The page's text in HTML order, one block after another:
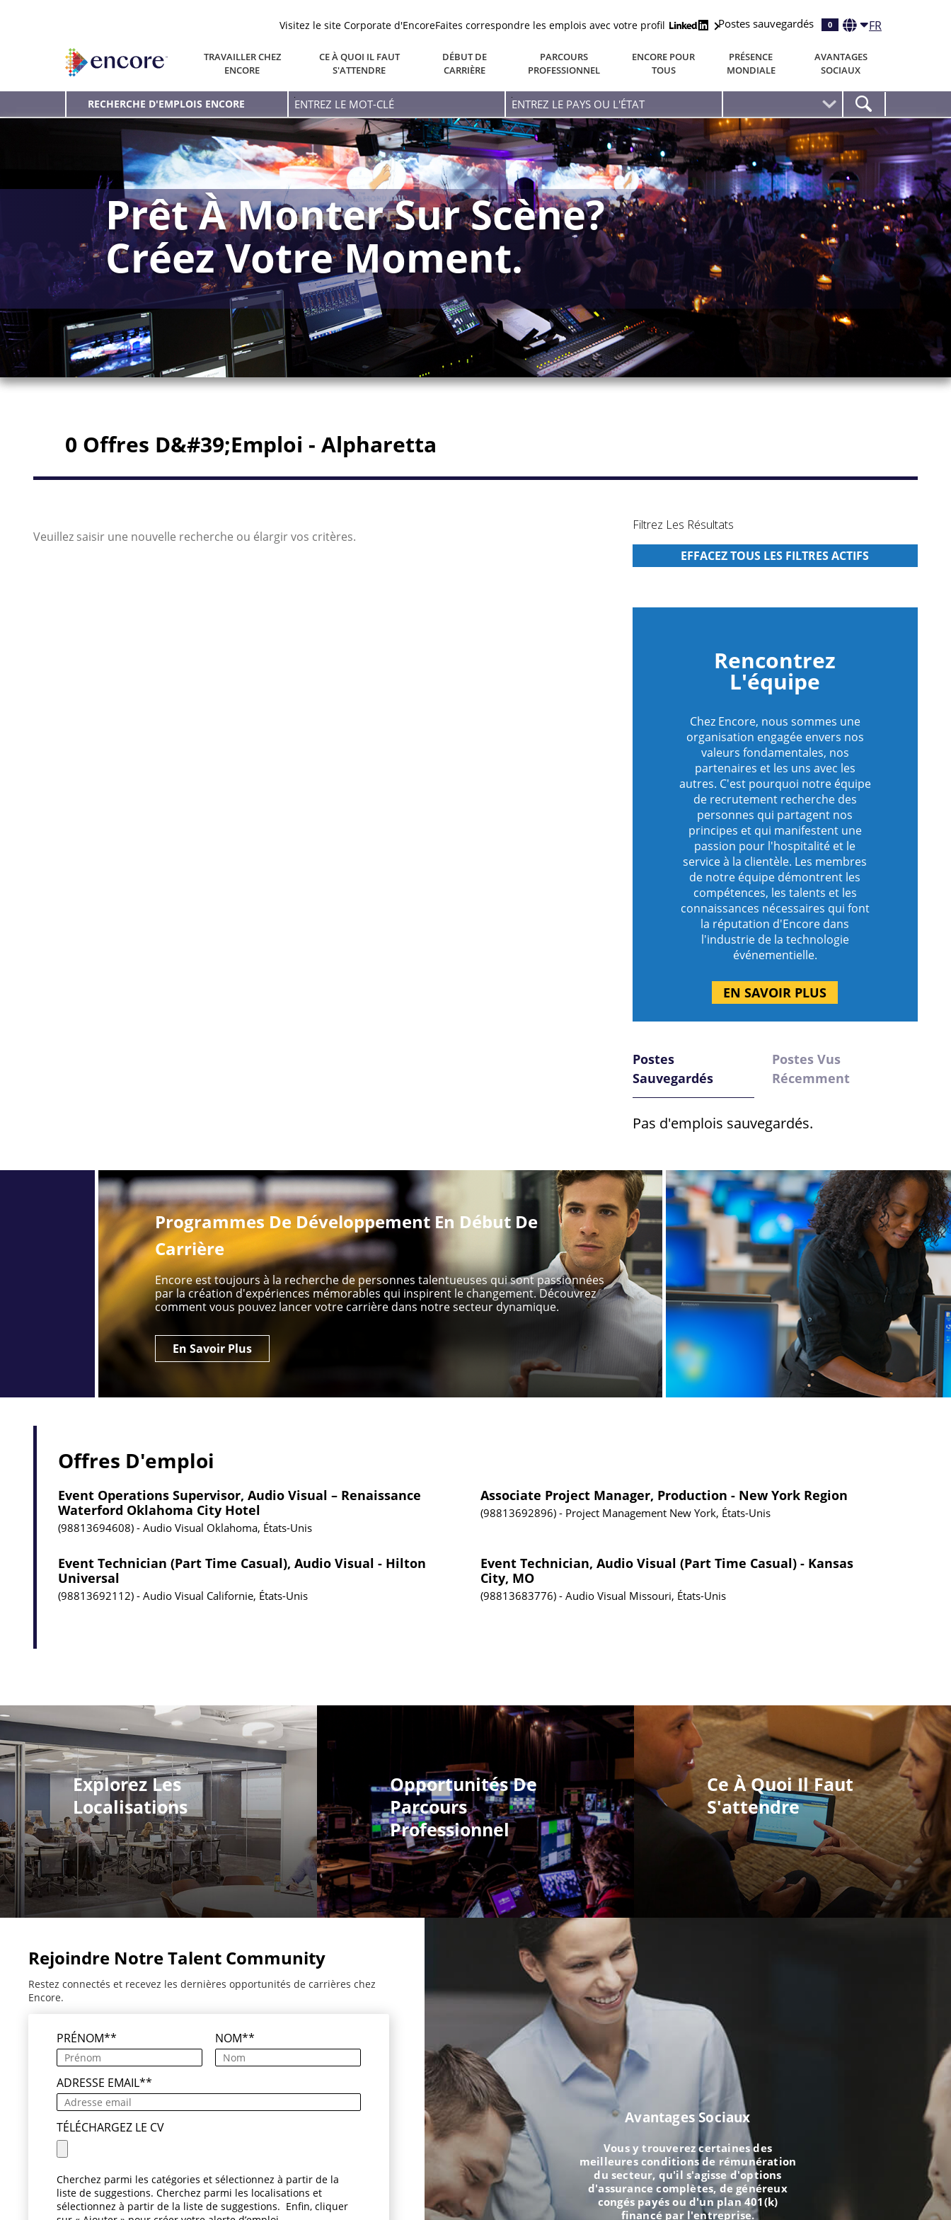
Visitez le site Corporate d'EncoreFaites correspondre les emplois avec votre profil Postes sauvegardés 0 FR
TRAVAILLER CHEZ
ENCORE
CE À QUOI IL FAUT
S'ATTENDRE
DÉBUT DE
CARRIÈRE
PARCOURS
PROFESSIONNEL
ENCORE POUR
TOUS
PRÉSENCE
MONDIALE
AVANTAGES
SOCIAUX
RECHERCHE D'EMPLOIS ENCORE
Entrez
le
mot-
clé
Entrez
Le
Pays
Ou
L'état
Prêt À Monter Sur Scène?
Créez Votre Moment.
0 Offres D&#39;emploi - Alpharetta
Veuillez saisir une nouvelle recherche ou élargir vos critères.
Filtrez Les Résultats
Rencontrez
L'équipe
Chez Encore, nous sommes une
organisation engagée envers nos
valeurs fondamentales, nos
partenaires et les uns avec les
autres. C'est pourquoi notre équipe
de recrutement recherche des
personnes qui partagent nos
principes et qui manifestent une
passion pour l'hospitalité et le
service à la clientèle. Les membres
de notre équipe démontrent les
compétences, les talents et les
connaissances nécessaires qui font
la réputation d'Encore dans
l'industrie de la technologie
événementielle.
EN SAVOIR PLUS
Postes
Sauvegardés
Postes Vus
Récemment
Pas d'emplois sauvegardés.
Programmes De Développement En Début De
Carrière
Encore est toujours à la recherche de personnes talentueuses qui sont passionnées
par la création d'expériences mémorables qui inspirent le changement. Découvrez
comment vous pouvez lancer votre carrière dans notre secteur dynamique.
En Savoir Plus
Offres D'emploi
Event Operations Supervisor, Audio Visual – Renaissance
Waterford Oklahoma City Hotel
98813694608 Audio Visual Oklahoma, États-Unis
Associate Project Manager, Production - New York Region
98813692896 Project Management New York, États-Unis
Event Technician (Part Time Casual), Audio Visual - Hilton
Universal
98813692112 Audio Visual Californie, États-Unis
Event Technician, Audio Visual (Part Time Casual) - Kansas
City, MO
98813683776 Audio Visual Missouri, États-Unis
Explorez Les
Localisations
Opportunités De
Parcours
Professionnel
Ce À Quoi Il Faut
S'attendre
Rejoindre Notre Talent Community
Restez connectés et recevez les dernières opportunités de carrières chez
Encore.
PRÉNOM* NOM*
ADRESSE EMAIL*
TÉLÉCHARGEZ LE CV
Cherchez parmi les catégories et sélectionnez à partir de la
liste de suggestions. Cherchez parmi les localisations et
sélectionnez à partir de la liste de suggestions. Enfin, cliquer
Avantages Sociaux
Vous y trouverez certaines des
meilleures conditions de rémunération
du secteur, qu'il s'agisse d'options
d'assurance complètes, de généreux
congés payés ou d'un plan 401(k)
financé par l'entreprise.